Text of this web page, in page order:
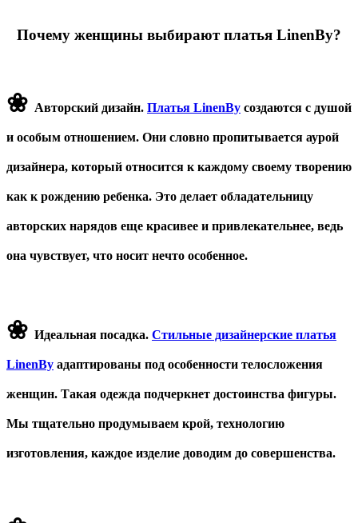
Почему женщины выбирают платья LinenBy?
❀ Авторский дизайн. Платья LinenBy создаются с душой
и особым отношением. Они словно пропитывается аурой
дизайнера, который относится к каждому своему творению
как к рождению ребенка. Это делает обладательницу
авторских нарядов еще красивее и привлекательнее, ведь
она чувствует, что носит нечто особенное.
❀ Идеальная посадка. Стильные дизайнерские платья
LinenBy адаптированы под особенности телосложения
женщин. Такая одежда подчеркнет достоинства фигуры.
Мы тщательно продумываем крой, технологию
изготовления, каждое изделие доводим до совершенства.